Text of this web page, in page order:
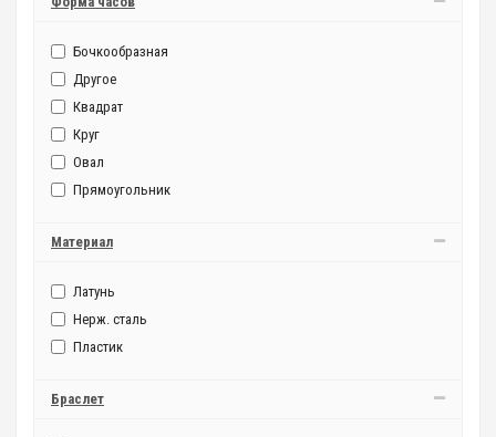
Бочкообразная
Другое
Квадрат
Круг
Овал
Прямоугольник
Материал
Латунь
Нерж. сталь
Пластик
Браслет